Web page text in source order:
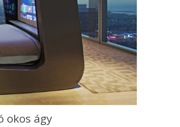
okos ágy